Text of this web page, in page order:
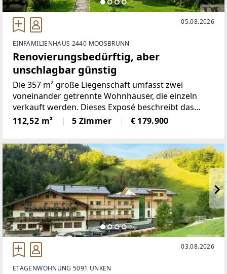
05.08.2026
EINFAMILIENHAUS 2440 MOOSBRUNN
Renovierungsbedürftig, aber
unschlagbar günstig
Die 357 m² große Liegenschaft umfasst zwei
voneinander getrennte Wohnhäuser, die einzeln
verkauft werden. Dieses Exposé beschreibt das
bachseitig gelegene Haus, das in den 1970er-Jahren
errichtet wurde.Im Erdgeschoss befinden sich die
112,52 m² 5 Zimmer € 179.900
03.08.2026
ETAGENWOHNUNG 5091 UNKEN